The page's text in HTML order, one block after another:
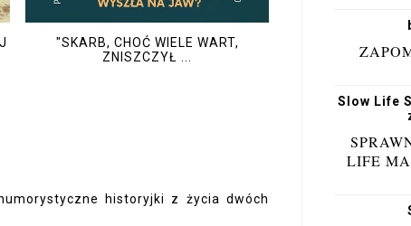
"SKARB, CHOĆ WIELE WART,
ZNISZCZYŁ ...
historyjki z życia dwóch
Slow Life
LIFE